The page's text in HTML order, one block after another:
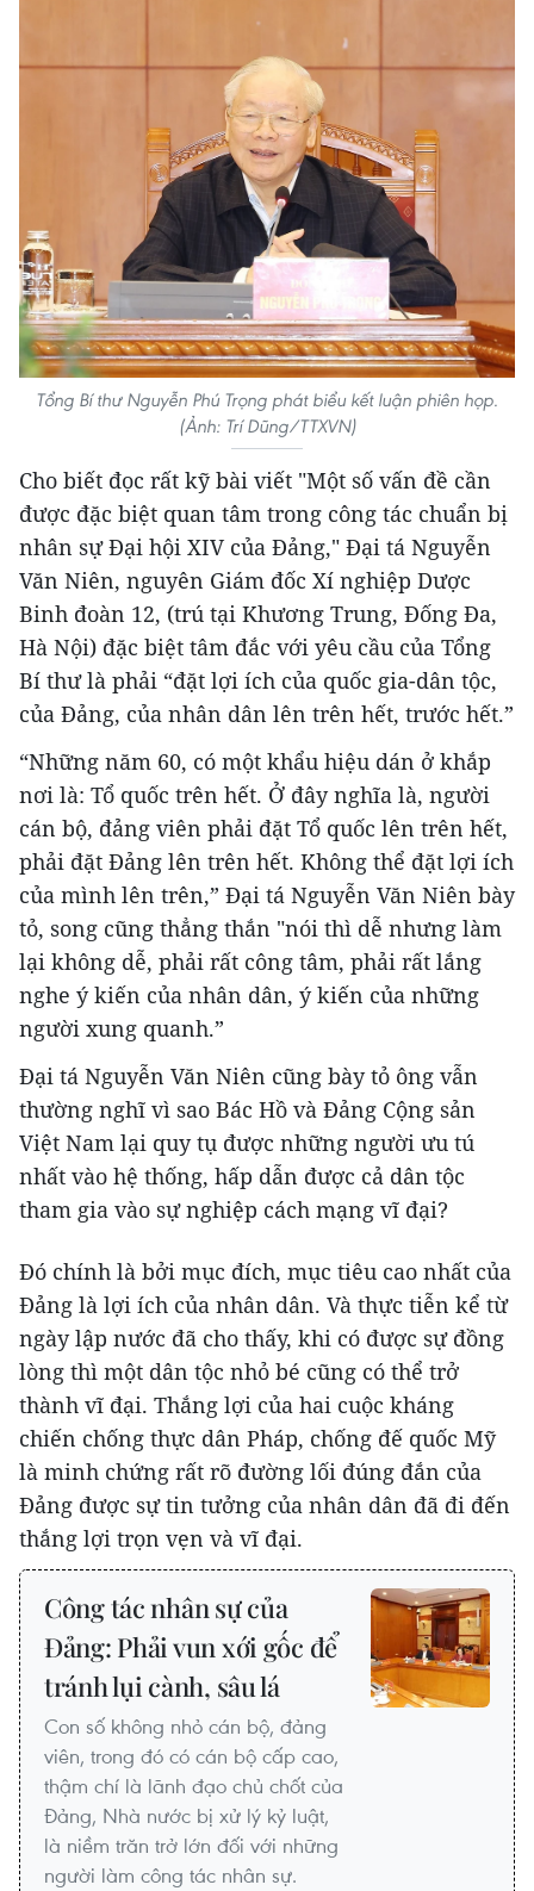
Tổng Bí thư Nguyễn Phú Trọng phát biểu kết luận phiên họp.
(Ảnh: Trí Dũng/TTXVN)
Cho biết đọc rất kỹ bài viết "Một số vấn đề cần
được đặc biệt quan tâm trong công tác chuẩn bị
nhân sự Đại hội XIV của Đảng," Đại tá Nguyễn
Văn Niên, nguyên Giám đốc Xí nghiệp Dược
Binh đoàn 12, (trú tại Khương Trung, Đống Đa,
Hà Nội) đặc biệt tâm đắc với yêu cầu của Tổng
Bí thư là phải “đặt lợi ích của quốc gia-dân tộc,
của Đảng, của nhân dân lên trên hết, trước hết.”
“Những năm 60, có một khẩu hiệu dán ở khắp
nơi là: Tổ quốc trên hết. Ở đây nghĩa là, người
cán bộ, đảng viên phải đặt Tổ quốc lên trên hết,
phải đặt Đảng lên trên hết. Không thể đặt lợi ích
của mình lên trên,” Đại tá Nguyễn Văn Niên bày
tỏ, song cũng thẳng thắn "nói thì dễ nhưng làm
lại không dễ, phải rất công tâm, phải rất lắng
nghe ý kiến của nhân dân, ý kiến của những
người xung quanh.”
Đại tá Nguyễn Văn Niên cũng bày tỏ ông vẫn
thường nghĩ vì sao Bác Hồ và Đảng Cộng sản
Việt Nam lại quy tụ được những người ưu tú
nhất vào hệ thống, hấp dẫn được cả dân tộc
tham gia vào sự nghiệp cách mạng vĩ đại?
Đó chính là bởi mục đích, mục tiêu cao nhất của
Đảng là lợi ích của nhân dân. Và thực tiễn kể từ
ngày lập nước đã cho thấy, khi có được sự đồng
lòng thì một dân tộc nhỏ bé cũng có thể trở
thành vĩ đại. Thắng lợi của hai cuộc kháng
chiến chống thực dân Pháp, chống đế quốc Mỹ
là minh chứng rất rõ đường lối đúng đắn của
Đảng được sự tin tưởng của nhân dân đã đi đến
thắng lợi trọn vẹn và vĩ đại.
Công tác nhân sự của
Đảng: Phải vun xới gốc để
tránh lụi cành, sâu lá
Con số không nhỏ cán bộ, đảng
viên, trong đó có cán bộ cấp cao,
thậm chí là lãnh đạo chủ chốt của
Đảng, Nhà nước bị xử lý kỷ luật,
là niềm trăn trở lớn đối với những
người làm công tác nhân sự.